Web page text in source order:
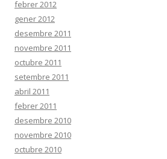
febrer 2012
gener 2012
desembre 2011
novembre 2011
octubre 2011
setembre 2011
abril 2011
febrer 2011
desembre 2010
novembre 2010
octubre 2010